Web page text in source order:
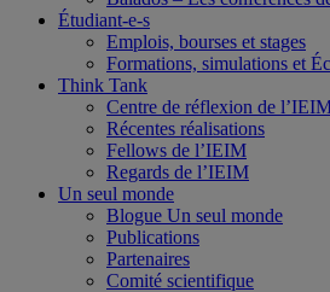
Étudiant-e-s
Emplois, bourses et stages
Formations, simulations et
Think Tank
Centre de réflexion de
Récentes réalisations
Fellows de l’IEIM
Regards de l’IEIM
Un seul monde
Blogue Un seul monde
Publications
Partenaires
Comité scientifique